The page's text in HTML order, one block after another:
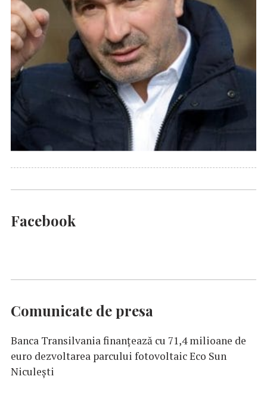
Facebook
Comunicate de presa
Banca Transilvania finanțează cu 71,4 milioane de
euro dezvoltarea parcului fotovoltaic Eco Sun
Niculești